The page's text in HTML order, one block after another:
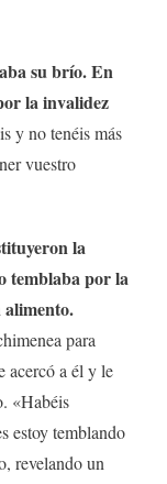
su brío. En
la invalidez
y no tenéis más
vuestro
la
temblaba por la
para
acercó a él y le
«Habéis
estoy temblando
revelando un